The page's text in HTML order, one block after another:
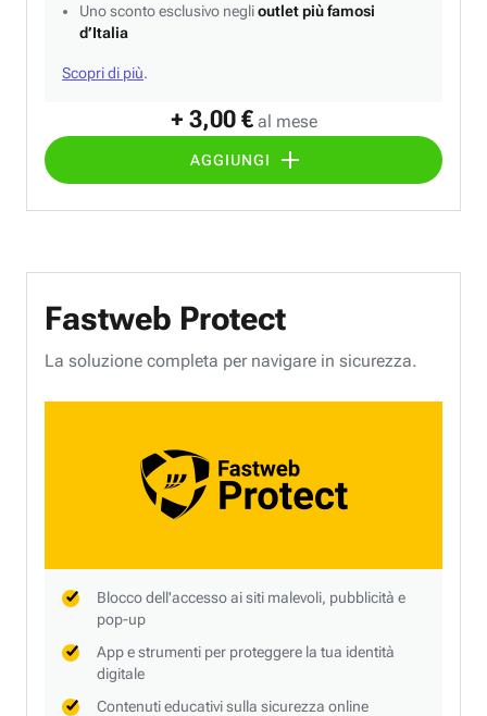
+ 3,00 € al mese
AGGIUNGI
Uno sconto esclusivo neglioutlet più famosi
d’Italia
Scopri di più.
Fastweb Protect
La soluzione completa per navigare in sicurezza.
Blocco dell'accesso ai siti malevoli, pubblicità e
pop-up
App e strumenti per proteggere la tua identità
digitale
Contenuti educativi sulla sicurezza online